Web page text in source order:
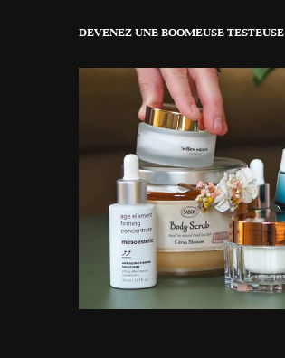
DEVENEZ UNE BOOMEUSE TESTEUSE